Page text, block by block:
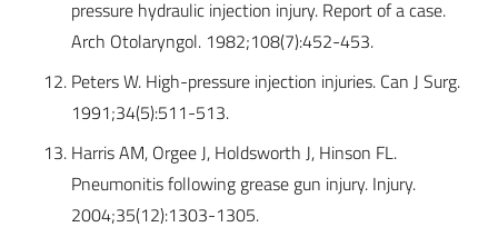
pressure hydraulic injection injury. Report of a case.
Arch Otolaryngol. 1982;108(7):452-453.
Peters W. High-pressure injection injuries. Can J Surg.
1991;34(5):511-513.
Harris AM, Orgee J, Holdsworth J, Hinson FL.
Pneumonitis following grease gun injury. Injury.
2004;35(12):1303-1305.